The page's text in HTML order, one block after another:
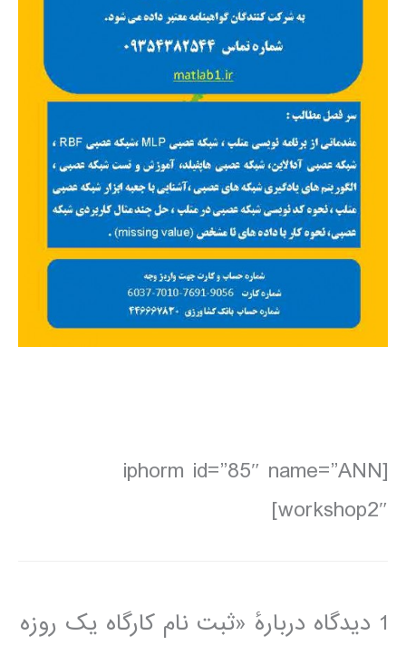
[iphorm id=”85″ name=”ANN
workshop2″]
1 دیدگاه دربارهٔ «ثبت نام کارگاه یک روزه